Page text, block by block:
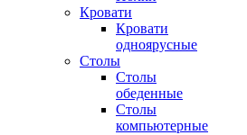
Кровати
Кровати
одноярусные
Столы
Столы
обеденные
Столы
компьютерные